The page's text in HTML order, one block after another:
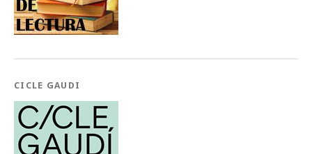
CICLE GAUDI